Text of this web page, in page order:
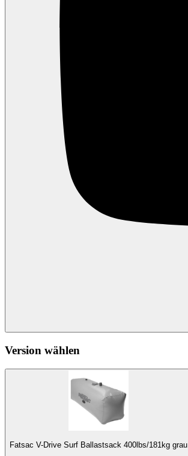
Version wählen
Fatsac V-Drive Surf Ballastsack 400lbs/181kg grau